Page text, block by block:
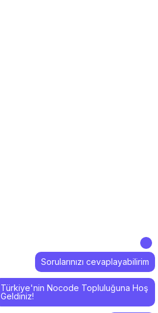
Türkiye'nin Nocode Topluluğuna Hoş
Geldiniz!
Sorularınızı cevaplayabilirim